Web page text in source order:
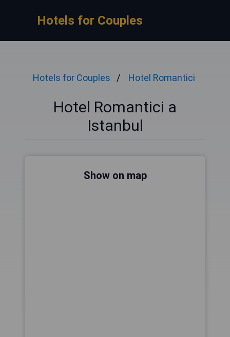
Hotels for Couples
Hotels for Couples Hotel Romantici
Hotel Romantici a
Istanbul
Show on map